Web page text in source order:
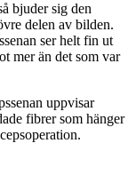
bjuder sig den
delen av bilden.
ser helt fin ut
mer än det som var
uppvisar
fibrer som hänger